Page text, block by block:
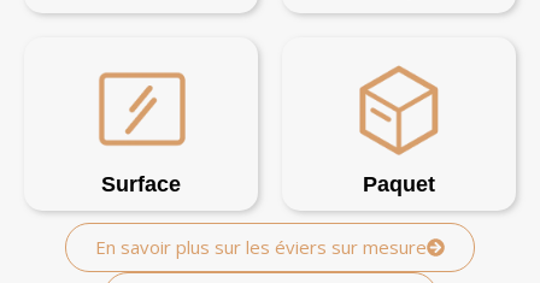
Surface Paquet
En savoir plus sur les éviers sur mesure